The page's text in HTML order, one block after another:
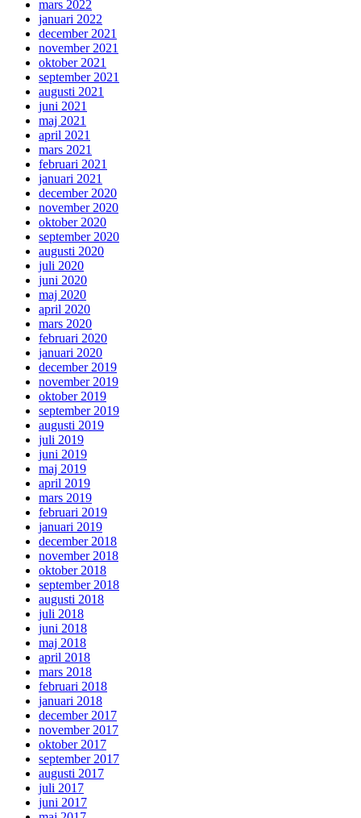
mars 2022
januari 2022
december 2021
november 2021
oktober 2021
september 2021
augusti 2021
juni 2021
maj 2021
april 2021
mars 2021
februari 2021
januari 2021
december 2020
november 2020
oktober 2020
september 2020
augusti 2020
juli 2020
juni 2020
maj 2020
april 2020
mars 2020
februari 2020
januari 2020
december 2019
november 2019
oktober 2019
september 2019
augusti 2019
juli 2019
juni 2019
maj 2019
april 2019
mars 2019
februari 2019
januari 2019
december 2018
november 2018
oktober 2018
september 2018
augusti 2018
juli 2018
juni 2018
maj 2018
april 2018
mars 2018
februari 2018
januari 2018
december 2017
november 2017
oktober 2017
september 2017
augusti 2017
juli 2017
juni 2017